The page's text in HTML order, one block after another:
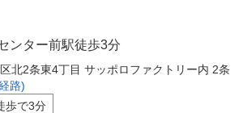
ンター前駅徒歩3分
北2条東4丁目 サッポロファクトリー内 2条
路)
歩で3分